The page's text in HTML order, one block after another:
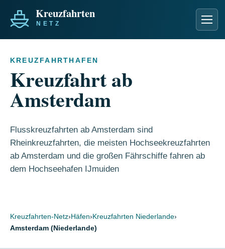
KREUZFAHRTHAFEN
Kreuzfahrt ab
Amsterdam
Flusskreuzfahrten ab Amsterdam sind
Rheinkreuzfahrten, die meisten Hochseekreuzfahrten
ab Amsterdam und die großen Fährschiffe fahren ab
dem Hochseehafen IJmuiden
Kreuzfahrten-Netz›Häfen›Kreuzfahrten Niederlande›
Amsterdam (Niederlande)